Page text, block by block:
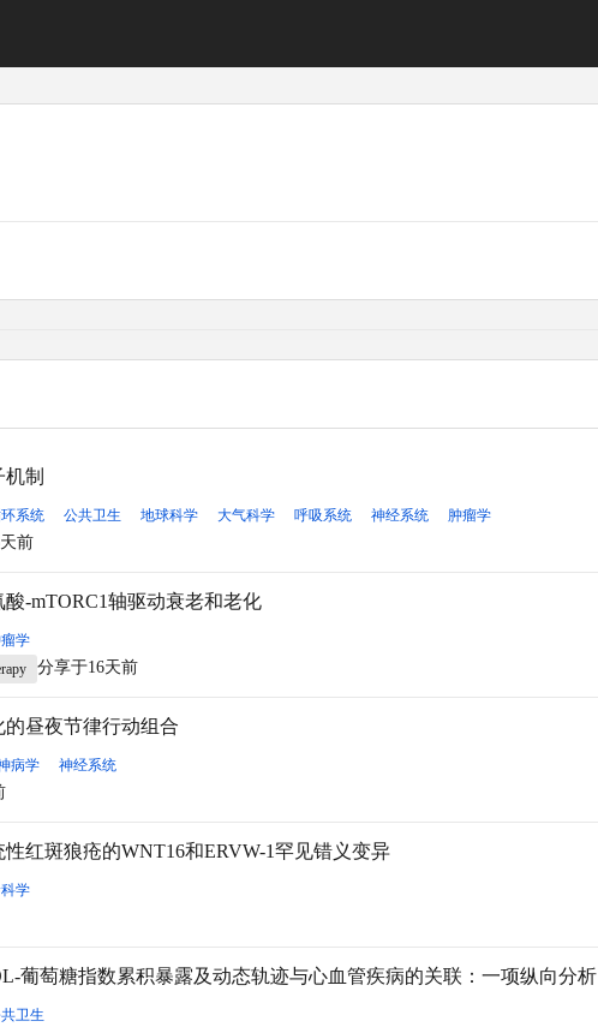
制
系统 公共卫生 地球科学 大气科学 呼吸系统 神经系统
肿瘤学
前
-mTORC1轴驱动衰老和老化
学
分享于16天前
昼夜节律行动组合
病学
神经系统
红斑狼疮的WNT16和ERVW-1罕见错义变异
学
葡萄糖指数累积暴露及动态轨迹与心血管疾病的关联：一项纵向分析
卫生